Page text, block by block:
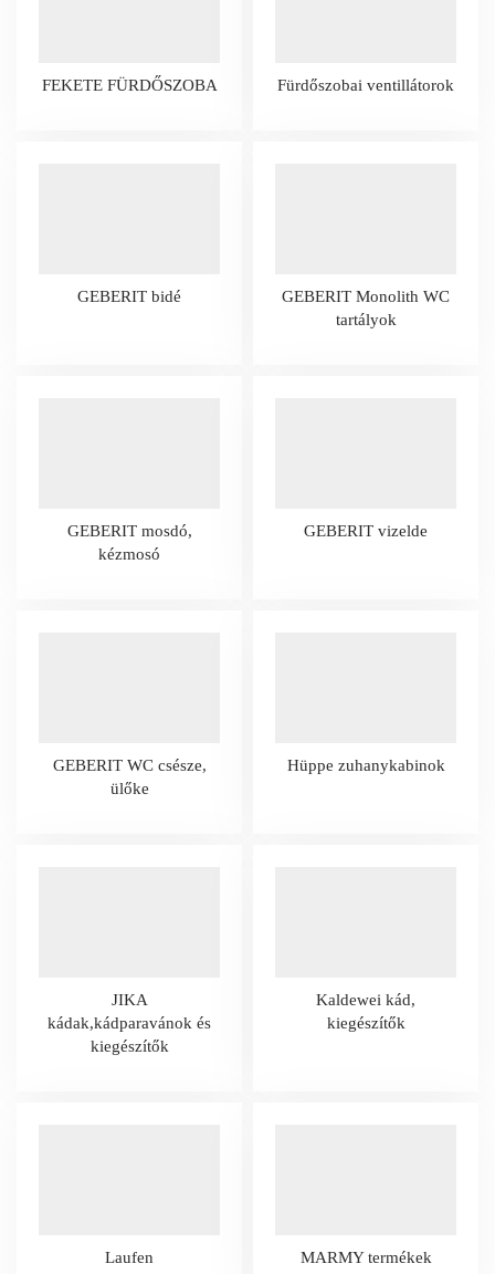
FEKETE FÜRDŐSZOBA Fürdőszobai ventillátorok
GEBERIT bidé
GEBERIT Monolith WC
tartályok
GEBERIT mosdó,
kézmosó
GEBERIT vizelde
GEBERIT WC csésze,
ülőke
Hüppe zuhanykabinok
JIKA
kádak,kádparavánok és
kiegészítők
Kaldewei kád,
kiegészítők
Laufen MARMY termékek